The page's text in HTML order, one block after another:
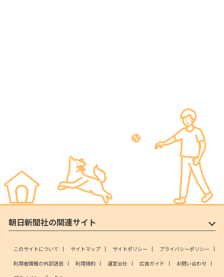
朝日新聞社の関連サイト
このサイトについて サイトマップ サイトポリシー
プライバシーポリシー
利用者情報の外部送信
利用規約 運営会社 広告ガイド
お問い合わせ